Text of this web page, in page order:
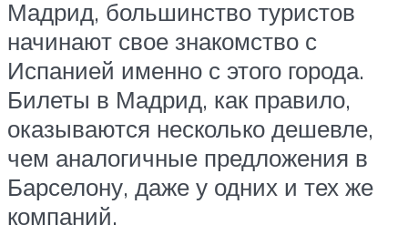
Мадрид, большинство туристов
начинают свое знакомство с
Испанией именно с этого города.
Билеты в Мадрид, как правило,
оказываются несколько дешевле,
чем аналогичные предложения в
Барселону, даже у одних и тех же
компаний.